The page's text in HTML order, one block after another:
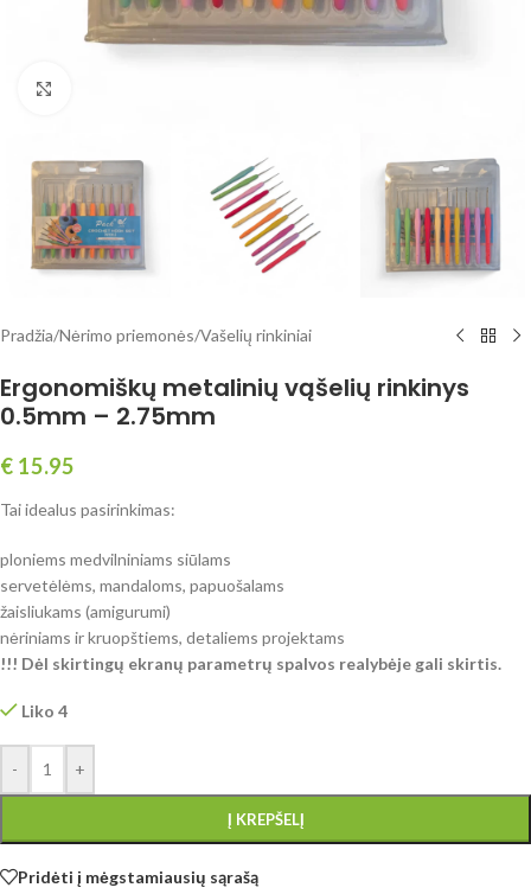
Pradžia/Nėrimo priemonės/Vašelių rinkiniai
Ergonomiškų metalinių vąšelių rinkinys
0.5mm – 2.75mm
€ 15.95
Tai idealus pasirinkimas:
ploniems medvilniniams siūlams
servetėlėms, mandaloms, papuošalams
žaisliukams (amigurumi)
nėriniams ir kruopštiems, detaliems projektams
!!! Dėl skirtingų ekranų parametrų spalvos realybėje gali skirtis.
Liko 4
- +
Į KREPŠELĮ
Pridėti į mėgstamiausių sąrašą